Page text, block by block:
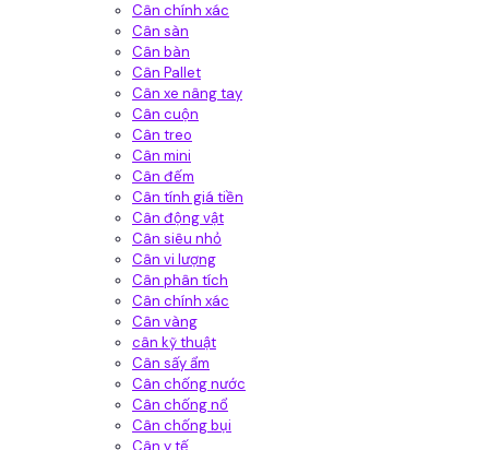
Cân chính xác
Cân sàn
Cân bàn
Cân Pallet
Cân xe nâng tay
Cân cuộn
Cân treo
Cân mini
Cân đếm
Cân tính giá tiền
Cân động vật
Cân siêu nhỏ
Cân vi lượng
Cân phân tích
Cân chính xác
Cân vàng
cân kỹ thuật
Cân sấy ẩm
Cân chống nước
Cân chống nổ
Cân chống bụi
Cân y tế